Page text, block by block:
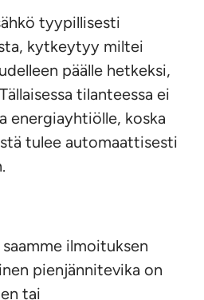
tyypillisesti
kytkeytyy miltei
päälle hetkeksi,
tilanteessa ei
energiayhtiölle, koska
tulee automaattisesti
ilmoituksen
pienjännitevika on
tai